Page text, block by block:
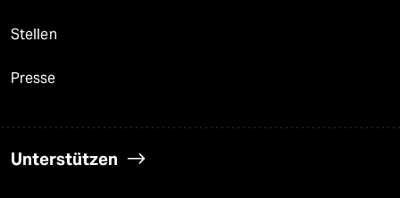
Stellen
Presse
Unterstützen